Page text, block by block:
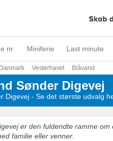
nr. Miniferie Last minute
Danmark Vesterhavet Blåvand
Sønder Digevej
Digevej - Se det største udvalg
er den fuldendte ramme om
familie eller venner.